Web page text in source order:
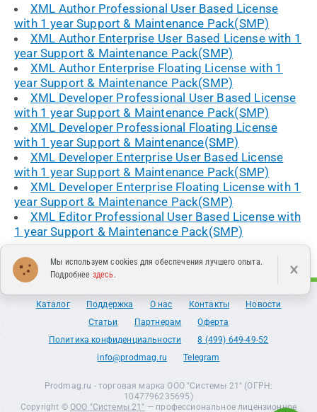
XML Author Professional User Based License
with 1 year Support & Maintenance Pack(SMP)
XML Author Enterprise User Based License with 1
year Support & Maintenance Pack(SMP)
XML Author Enterprise Floating License with 1
year Support & Maintenance Pack(SMP)
XML Developer Professional User Based License
with 1 year Support & Maintenance Pack(SMP)
XML Developer Professional Floating License
with 1 year Support & Maintenance(SMP)
XML Developer Enterprise User Based License
with 1 year Support & Maintenance Pack(SMP)
XML Developer Enterprise Floating License with 1
year Support & Maintenance Pack(SMP)
XML Editor Professional User Based License with
1 year Support & Maintenance Pack(SMP)
Каталог Поддержка О нас Контакты
Новости
Статьи
Партнерам
Оферта
Политика конфиденциальности
8 (499) 649-49-52
info@prodmag.ru
Telegram
Prodmag.ru - торговая марка ООО "Системы 21" (ОГРН:
1047796235695)
Copyright © ООО "Системы 21" — профессиональное лицензионное
Мы используем cookies для обеспечения лучшего опыта.
Подробнее здесь. ×